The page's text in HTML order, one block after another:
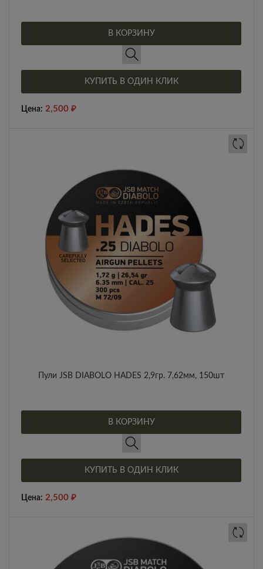
В КОРЗИНУ
КУПИТЬ В ОДИН КЛИК
Цена: 2,500 ₽
Пули JSB DIABOLO HADES 2,9гр. 7,62мм, 150шт
В КОРЗИНУ
КУПИТЬ В ОДИН КЛИК
Цена: 2,500 ₽